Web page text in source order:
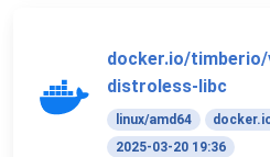
docker.io/
distroless-libc
linux/amd64
2025-03-20 19:36